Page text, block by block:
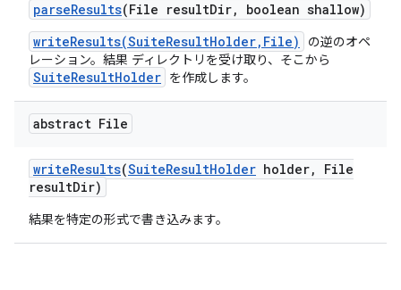
parseResults(File resultDir,
boolean shallow)
writeResults(SuiteResultHolder,File)
の逆のオペ
レーション。結果 ディレクトリを受け取り、そこから
SuiteResultHolder を作成します。
abstract File
writeResults(SuiteResultHolder holder,
File
resultDir)
結果を特定の形式で書き込みます。